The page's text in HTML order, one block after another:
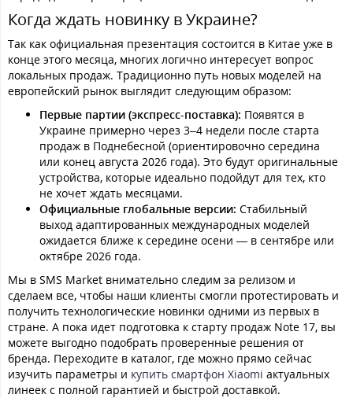
Когда ждать новинку в Украине?
Так как официальная презентация состоится в Китае уже в
конце этого месяца, многих логично интересует вопрос
локальных продаж. Традиционно путь новых моделей на
европейский рынок выглядит следующим образом:
Первые партии (экспресс-поставка): Появятся в
Украине примерно через 3–4 недели после старта
продаж в Поднебесной (ориентировочно середина
или конец августа 2026 года). Это будут оригинальные
устройства, которые идеально подойдут для тех, кто
не хочет ждать месяцами.
Официальные глобальные версии: Стабильный
выход адаптированных международных моделей
ожидается ближе к середине осени — в сентябре или
октябре 2026 года.
Мы в SMS Market внимательно следим за релизом и
сделаем все, чтобы наши клиенты смогли протестировать и
получить технологические новинки одними из первых в
стране. А пока идет подготовка к старту продаж Note 17, вы
можете выгодно подобрать проверенные решения от
бренда. Переходите в каталог, где можно прямо сейчас
изучить параметры и купить смартфон Xiaomi актуальных
линеек с полной гарантией и быстрой доставкой.